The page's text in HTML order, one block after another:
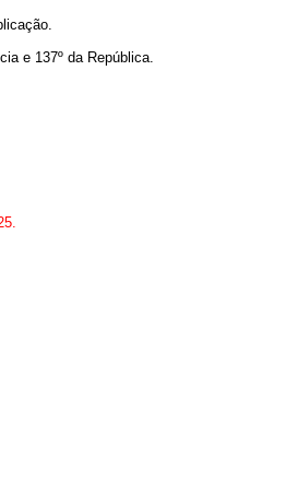
e 137º da República.